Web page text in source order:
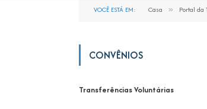
VOCÊ ESTÁ EM: Casa » Portal da
CONVÊNIOS
Transferências Voluntárias